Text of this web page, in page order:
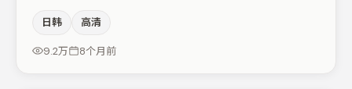
阵容包括于和伟、菅田将晖、肖央等，角色动机前后呼应，
适合喜欢抠台词与伏笔的观众。若你偏爱强类型与清晰主
日韩 高清
9.2万 8个月前